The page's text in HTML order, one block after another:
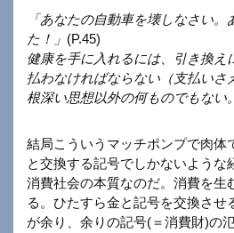
「あなたの自動車を壊しなさい
た！」 (P.45)
健康を手に入れるには、引き換え
払わなければならない（支払いさ
根深い思想以外の何ものでもない。
結局こういうマッチポンプで肉体
と交換する記号でしかないような
消費社会の本質なのだ。消費を生
る。ひたすら金と記号を交換させ
が余り、余りの記号(＝消費財)の